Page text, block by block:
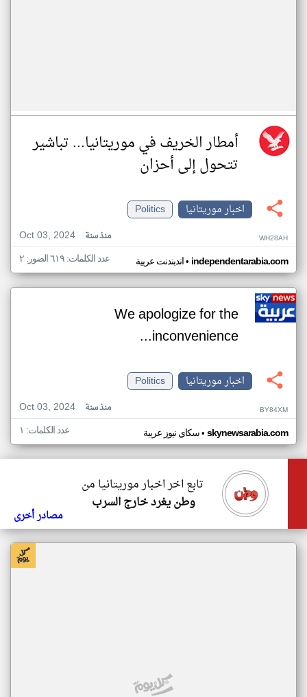
أمطار الخريف في موريتانيا... تباشير
تتحول إلى أحزان
اخبار موريتانيا
Politics
Oct 03, 2024
منذ سنة WH28AH
اندبندنت عربية• independentarabia.com عدد الكلمات: ٦١٩ الصور: ٢
We apologize for the
inconvenience...
اخبار موريتانيا
Politics
Oct 03, 2024
منذ سنة BY84XM
سكاي نيوز عربية• skynewsarabia.com عدد الكلمات: ١
تابع اخر اخبار موريتانيا من
وطن يغرد خارج السرب
مصادر أخرى